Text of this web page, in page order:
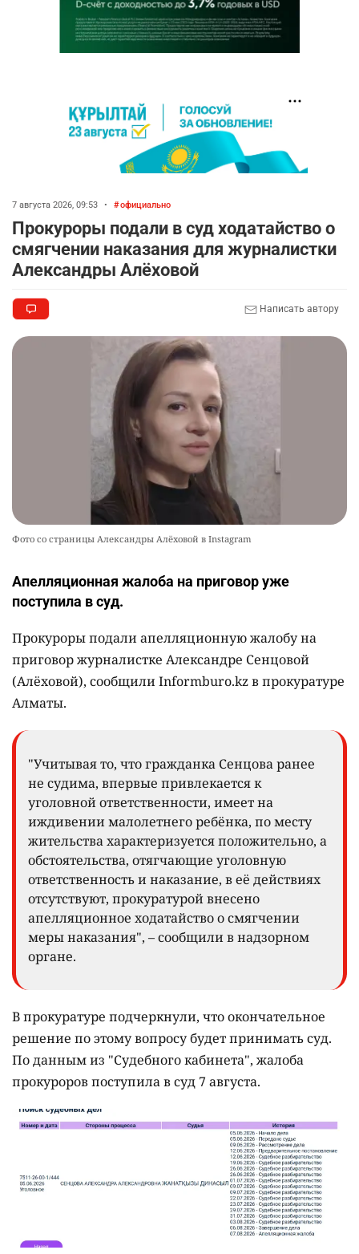
7 августа 2026, 09:53 • официально
Прокуроры подали в суд ходатайство о
смягчении наказания для журналистки
Александры Алёховой
Написать автору
Фото со страницы Александры Алёховой в Instagram
Апелляционная жалоба на приговор уже
поступила в суд.
Прокуроры подали апелляционную жалобу на
приговор журналистке Александре Сенцовой
(Алёховой), сообщили Informburo.kz в прокуратуре
Алматы.
"Учитывая то, что гражданка Сенцова ранее
не судима, впервые привлекается к
уголовной ответственности, имеет на
иждивении малолетнего ребёнка, по месту
жительства характеризуется положительно, а
обстоятельства, отягчающие уголовную
ответственность и наказание, в её действиях
отсутствуют, прокуратурой внесено
апелляционное ходатайство о смягчении
меры наказания", – сообщили в надзорном
органе.
В прокуратуре подчеркнули, что окончательное
решение по этому вопросу будет принимать суд.
По данным из "Судебного кабинета", жалоба
прокуроров поступила в суд 7 августа.